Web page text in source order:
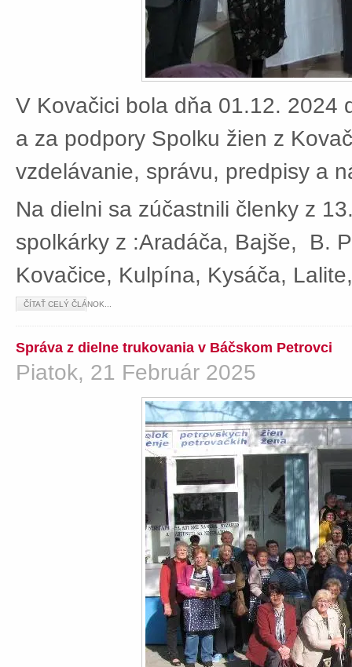
V Kovačici bola dňa 01.12. 2024
a za podpory Spolku žien z
vzdelávanie, správu, predpisy a
Na dielni sa zúčastnili členky z
spolkárky z :Aradáča, Bajše, B.
Kovačice, Kulpína, Kysáča,
ČÍTAŤ CELÝ ČLÁNOK...
Správa z dielne trukovania v Báčskom Petrovci
Piatok, 21 Február 2025